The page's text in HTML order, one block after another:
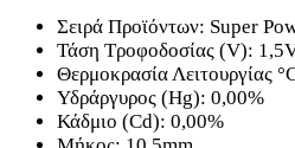
Σειρά Προϊόντων: Super
Τάση Τροφοδοσίας (V):
Θερμοκρασία Λειτουργίας
Υδράργυρος (Hg): 0,00%
Κάδμιο (Cd): 0,00%